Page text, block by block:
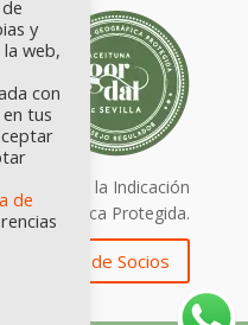
Sellos de la Indicación
Geográfica Protegida.
Zona de Socios
y
web,
con
tus
de